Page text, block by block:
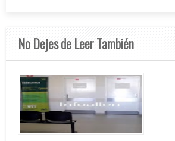
No Dejes de Leer También